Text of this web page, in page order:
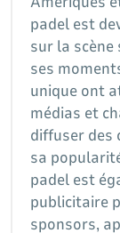
padel est
sur la scène
ses
unique ont
médias et
diffuser des
sa
padel est
publicitaire
sponsors,